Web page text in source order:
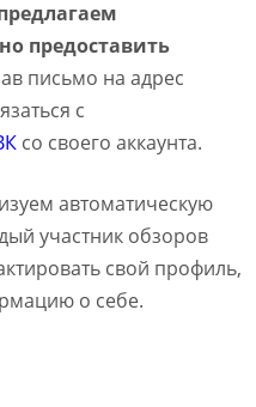
предоставить
письмо на адрес
с
со своего аккаунта.
автоматическую
участник обзоров
свой профиль,
о себе.